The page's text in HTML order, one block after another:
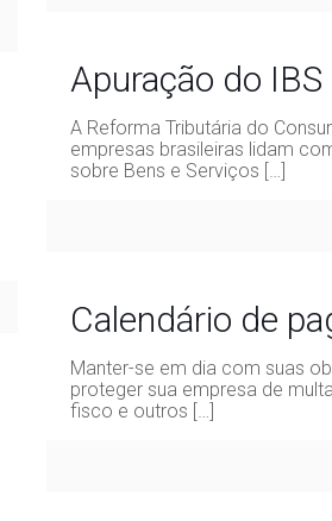
Apuração do
A Reforma Tributária do
empresas brasileiras lidam
sobre Bens e Serviços […]
Calendário de
Manter-se em dia com suas
proteger sua empresa de
fisco e outros […]